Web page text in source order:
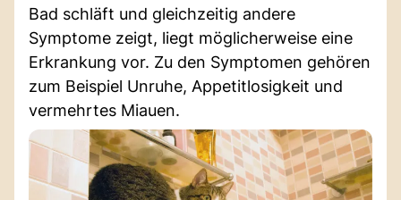
Bad schläft und gleichzeitig andere
Symptome zeigt, liegt möglicherweise eine
Erkrankung vor. Zu den Symptomen gehören
zum Beispiel Unruhe, Appetitlosigkeit und
vermehrtes Miauen.